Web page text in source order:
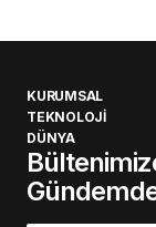
KURUMSAL
TEKNOLOJİ
DÜNYA